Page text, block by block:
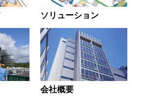
ソリューション
会社概要